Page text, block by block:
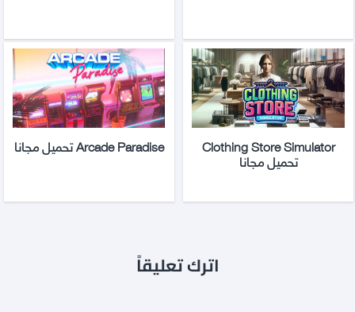
Clothing Store Simulator
تحميل مجانا
Arcade Paradise تحميل مجانا
اترك تعليقاً